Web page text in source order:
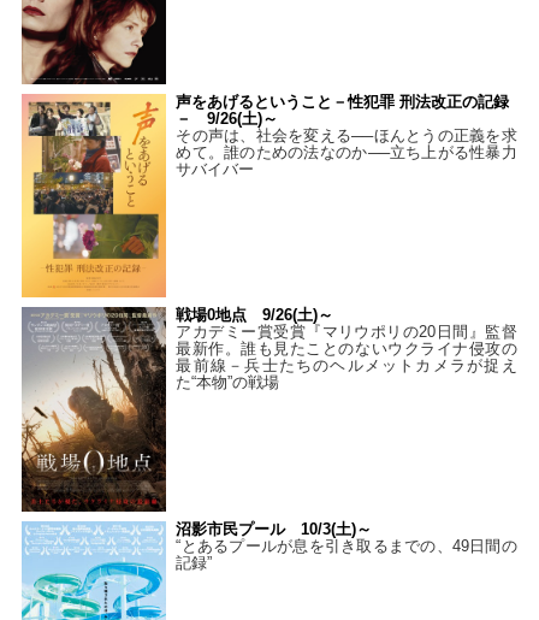
声をあげるということ－性犯罪 刑法改正の記録
－ 9/26(土)～
その声は、社会を変える──ほんとうの正義を求
めて。誰のための法なのか──立ち上がる性暴力
サバイバー
戦場0地点 9/26(土)～
アカデミー賞受賞『マリウポリの20日間』監督
最新作。誰も見たことのないウクライナ侵攻の
最前線－兵士たちのヘルメットカメラが捉え
た“本物”の戦場
沼影市民プール 10/3(土)～
“とあるプールが息を引き取るまでの、49日間の
記録”